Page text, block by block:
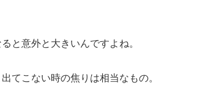
と意外と大きいんですよね。
てこない時の焦りは相当なもの。